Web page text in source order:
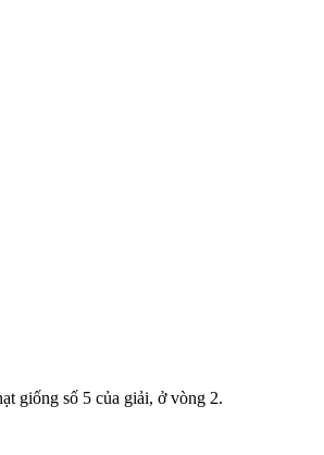
giống số 5 của giải, ở vòng 2.